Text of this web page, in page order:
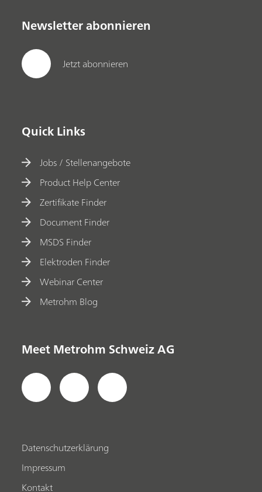
Newsletter abonnieren
Jetzt abonnieren
Quick Links
Jobs / Stellenangebote
Product Help Center
Zertifikate Finder
Document Finder
MSDS Finder
Elektroden Finder
Webinar Center
Metrohm Blog
Meet Metrohm Schweiz AG
Datenschutzerklärung
Impressum
Kontakt